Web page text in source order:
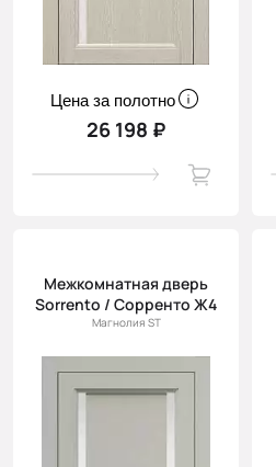
Цена за полотно
26 198 ₽
Межкомнатная дверь
Sorrento / Сорренто Ж4
Магнолия ST